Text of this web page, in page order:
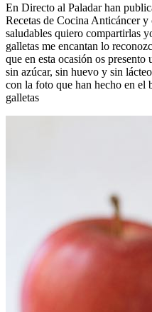
En Directo al Paladar han
Recetas de Cocina Anticáncer y
saludables quiero compartirlas
galletas me encantan lo
que en esta ocasión os
sin azúcar, sin huevo y sin
con la foto que han hecho en el
galletas